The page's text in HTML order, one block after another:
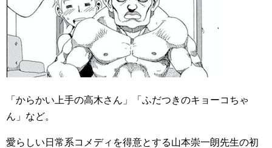
「からかい上手の高木さん」「ふだつきのキョーコちゃ
ん」など。
愛らしい日常系コメディを得意とする山本崇一朗先生の初